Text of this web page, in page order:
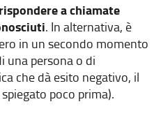
a chiamate
. In alternativa, è
in un secondo momento
una persona o di
che dà esito negativo, il
poco prima).